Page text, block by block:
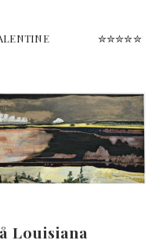
VALENTINE ✮✮✮✮✮
Louisiana